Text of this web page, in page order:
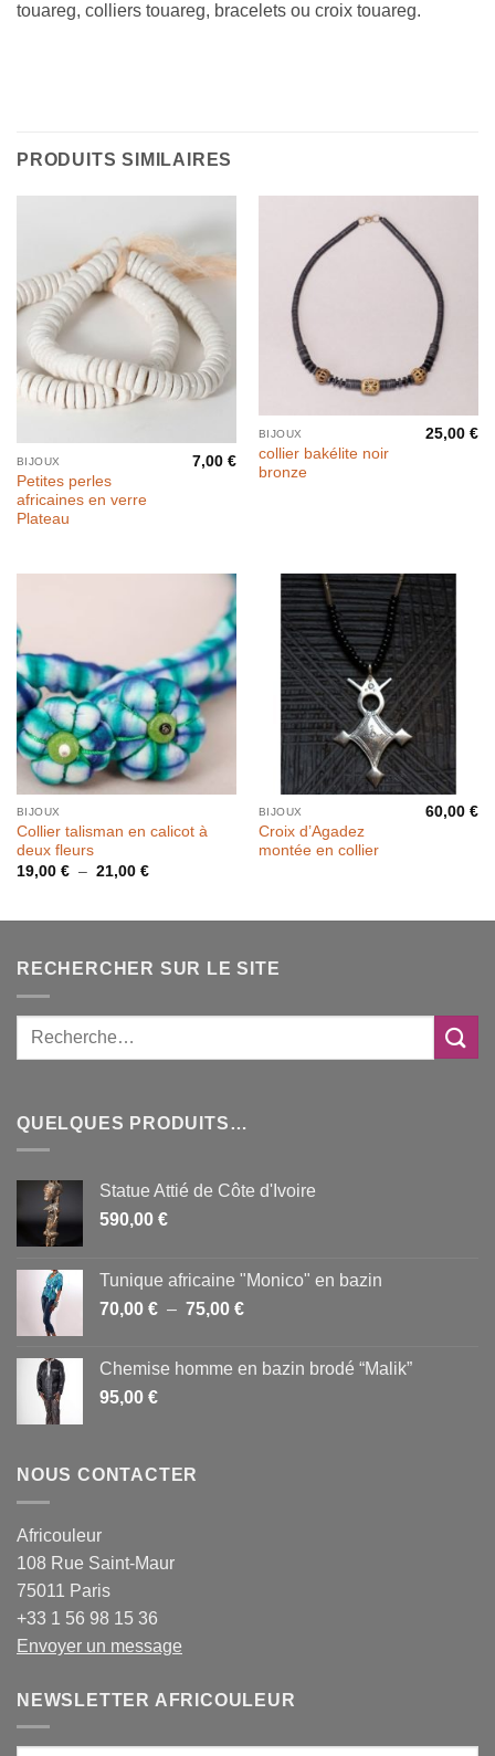
touareg, colliers touareg, bracelets ou croix touareg.
PRODUITS SIMILAIRES
BIJOUX
Petites perles
africaines en verre
Plateau
7,00€
BIJOUX
collier bakélite noir
bronze
25,00€
BIJOUX
Collier talisman en calicot à
deux fleurs
19,00 € – 21,00 €Plage
BIJOUX
Croix d’Agadez
montée en collier
60,00€
RECHERCHER SUR LE SITE
QUELQUES PRODUITS…
Statue Attié de Côte d'Ivoire
590,00 €
Tunique africaine "Monico" en bazin
70,00 € – 75,00 €Plage
70,00 €
Chemise homme en bazin brodé “Malik”
95,00 €
NOUS CONTACTER
Africouleur
108 Rue Saint-Maur
75011 Paris
+33 1 56 98 15 36
Envoyer un message
NEWSLETTER AFRICOULEUR